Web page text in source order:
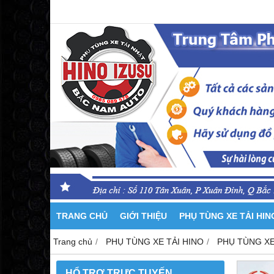
TRANG CHỦ GIỚI THIỆU PHỤ TÙNG XE TẢI
Trang chủ PHỤ TÙNG XE TẢI HINO PHỤ TÙNG